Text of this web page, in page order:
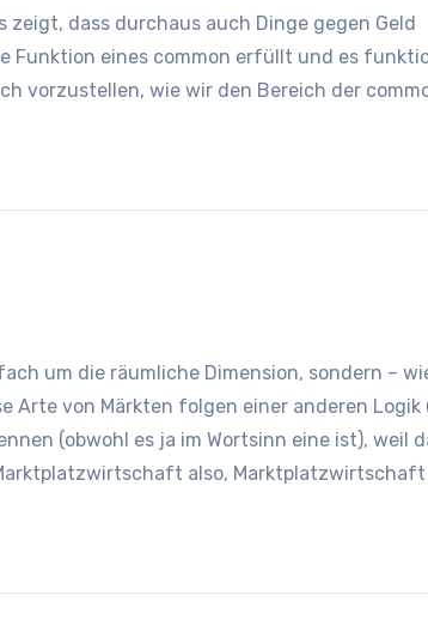
dass durchaus auch Dinge gegen Geld
Funktion eines common erfüllt und es
vorzustellen, wie wir den Bereich der
um die räumliche Dimension, sondern –
Arte von Märkten folgen einer anderen Logik
(obwohl es ja im Wortsinn eine ist), weil
also,